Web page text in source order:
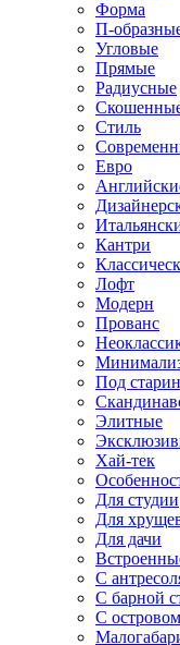
Форма
П-
Угловые
Прямые
Радиусные
Стиль
Евро
Кантри
Лофт
Модерн
Прованс
Под
Элитные
Хай-тек
Для студии
Для
Для дачи
С
С барной
С островом